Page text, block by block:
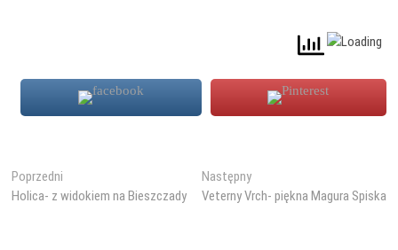
Nawigacja
wpisu
Poprzedni
wpis:
Holica- z widokiem na Bieszczady
NastępnyNastępny
wpis:
Veterny Vrch- piękna Magura Spiska